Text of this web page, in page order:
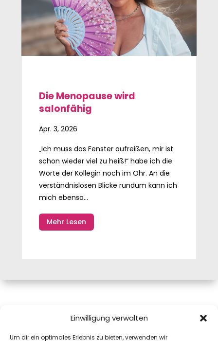
Einwilligung verwalten
Um dir ein optimales Erlebnis zu bieten, verwenden wir
Die Menopause wird
salonfähig
Apr. 3, 2026
„Ich muss das Fenster aufreißen, mir ist
schon wieder viel zu heiß!“ habe ich die
Worte der Kollegin noch im Ohr. An die
verständnislosen Blicke rundum kann ich
mich ebenso...
Mehr Lesen